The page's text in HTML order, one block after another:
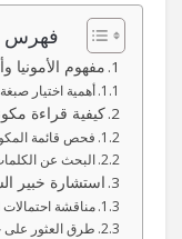
فهرس
مفهوم الأمونيا
أهمية اختيار
كيفية قراءة
فحص قائمة
البحث عن الكلمات
استشارة خبير
مناقشة
طرق العثور على